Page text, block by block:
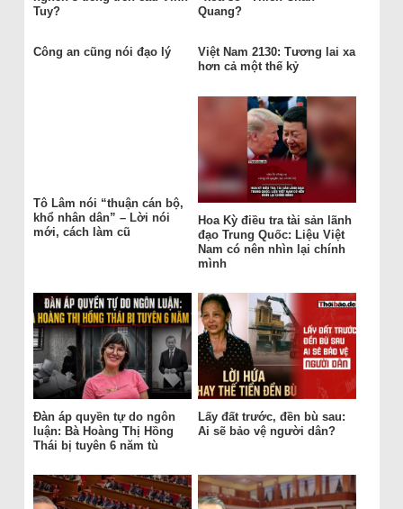
Tuy?
Quang?
Công an cũng nói đạo lý
Việt Nam 2130: Tương lai xa
hơn cả một thế kỷ
Tô Lâm nói “thuận cán bộ,
khổ nhân dân” – Lời nói
mới, cách làm cũ
Hoa Kỳ điều tra tài sản lãnh
đạo Trung Quốc: Liệu Việt
Nam có nên nhìn lại chính
mình
Đàn áp quyền tự do ngôn
luận: Bà Hoàng Thị Hồng
Thái bị tuyên 6 năm tù
Lấy đất trước, đền bù sau:
Ai sẽ bảo vệ người dân?